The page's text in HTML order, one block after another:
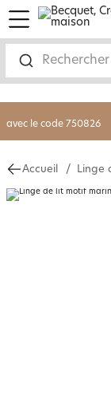
menu
-30% sur votre
livraison GRATUITE
avec le code 750826
Accueil Linge